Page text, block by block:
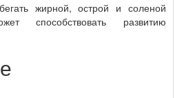
жирной, острой и соленой
способствовать развитию